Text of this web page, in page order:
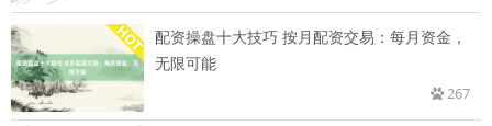
配资操盘十大技巧 按月配资交易：每月资金，
无限可能
267